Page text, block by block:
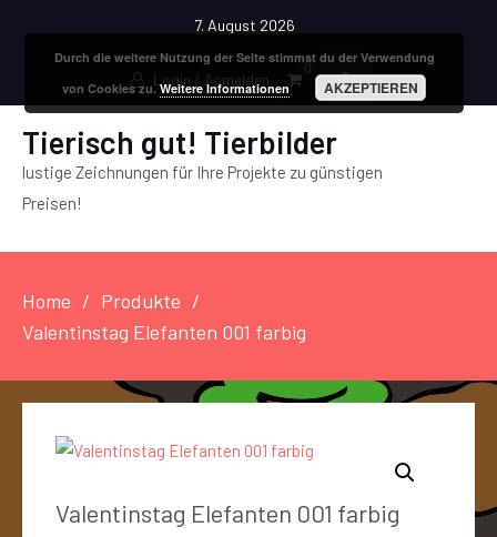
7. August 2026
Login / Anmelden
0
Tierisch gut! Tierbilder
lustige Zeichnungen für Ihre Projekte zu günstigen
Preisen!
Home
Produkte
Valentinstag Elefanten 001 farbig
Valentinstag Elefanten 001 farbig
Durch die weitere Nutzung der Seite stimmst du der Verwendung
von Cookies zu.Weitere Informationen AKZEPTIEREN